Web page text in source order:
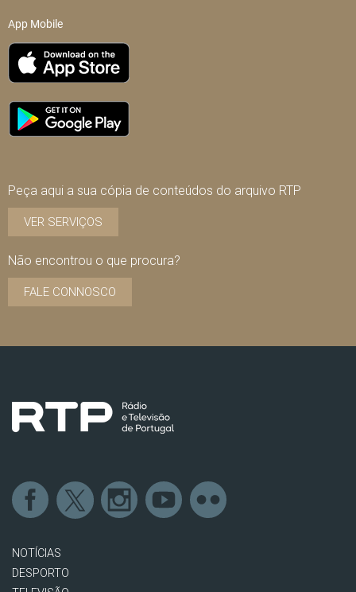
App Mobile
Peça aqui a sua cópia de conteúdos do arquivo RTP
VER SERVIÇOS
Não encontrou o que procura?
FALE CONNOSCO
NOTÍCIAS
DESPORTO